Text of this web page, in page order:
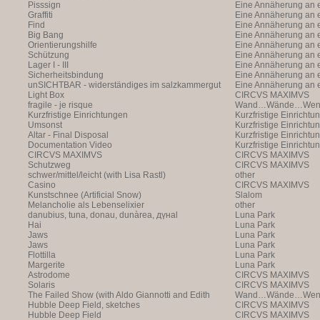
Vergangenheit ist
Annäherung
Pisssign
Eine Annäherung an
Annäherung an eine
Vergangenheit ist
Graffiti
Eine Annäherung an
Annäherung an eine
Vergangenheit ist
Find
Eine Annäherung an
Annäherung an eine
Vergangenheit ist
Big Bang
Eine Annäherung an
Annäherung an eine
Vergangenheit ist
Orientierungshilfe
Eine Annäherung an
Annäherung an eine
Vergangenheit ist
Schützung
Eine Annäherung an
Annäherung an eine
Vergangenheit ist
Lager I - III
Eine Annäherung an
Annäherung an eine
Vergangenheit ist
Sicherheitsbindung
Eine Annäherung an
Annäherung an eine
Vergangenheit ist
unSICHTBAR - widerständiges im salzkammergut
Eine Annäherung an
Annäherung
Light Box
CIRCVS MAXIMVS
fragile - je risque
Kurzfristige Einrichtungen
Kurzfristige
Umsonst
Kurzfristige
Altar - Final Disposal
Kurzfristige
Documentation Video
Kurzfristige
CIRCVS MAXIMVS
CIRCVS MAXIMVS
Schutzweg
CIRCVS MAXIMVS
schwer/mittel/leicht (with Lisa Rastl)
other
Casino
CIRCVS MAXIMVS
Kunstschnee (Artificial Snow)
Slalom
Melancholie als Lebenselixier
other
danubius, tuna, donau, dunàrea, дүнаl
Luna Park
Hai
Luna Park
Jaws
Luna Park
Jaws
Luna Park
Flottilla
Luna Park
Margerite
Luna Park
Astrodome
CIRCVS MAXIMVS
Solaris
CIRCVS MAXIMVS
The Failed Show (with Aldo Giannotti and Edith
Payer)
Hubble Deep Field, sketches
CIRCVS MAXIMVS
Hubble Deep Field
CIRCVS MAXIMVS